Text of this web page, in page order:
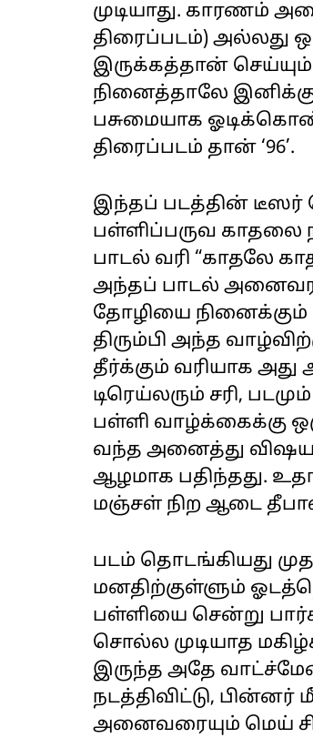
முடியாது. காரணம்
திரைப்படம்) அல்லது
இருக்கத்தான்
நினைத்தாலே
பசுமையாக
திரைப்படம் தான் ‘96’.
இந்தப் படத்தின் டீஸர்
பள்ளிப்பருவ காதலை
பாடல் வரி “காதலே
அந்தப் பாடல்
தோழியை நினைக்கும்
திரும்பி அந்த
தீர்க்கும் வரியாக
டிரெய்லரும் சரி,
பள்ளி வாழ்க்கைக்கு
வந்த அனைத்து
ஆழமாக பதிந்தது.
மஞ்சள் நிற ஆடை
படம் தொடங்கியது
மனதிற்குள்ளும்
பள்ளியை சென்று
சொல்ல முடியாத
இருந்த அதே
நடத்திவிட்டு,
அனைவரையும் மெய்